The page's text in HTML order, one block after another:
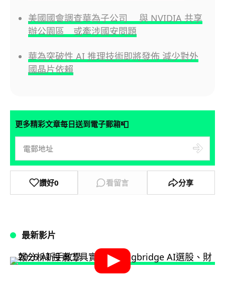
美國國會調查華為子公司 與 NVIDIA 共享
辦公園區 或牽涉國安問題
華為突破性 AI 推理技術即將發佈 減少對外
國晶片依賴
更多精彩文章每日送到電子郵箱📮
讚好0 看留言 分享
最新影片